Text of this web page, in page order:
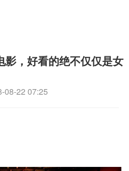
影，好看的绝不仅仅是女
08-22 07:25